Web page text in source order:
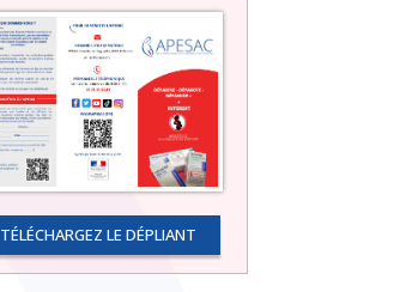
TÉLÉCHARGEZ LE DÉPLIANT